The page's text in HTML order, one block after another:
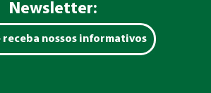
Newsletter:
receba nossos informativos